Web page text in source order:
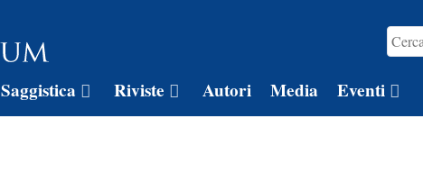
Saggistica Riviste Autori Media Eventi